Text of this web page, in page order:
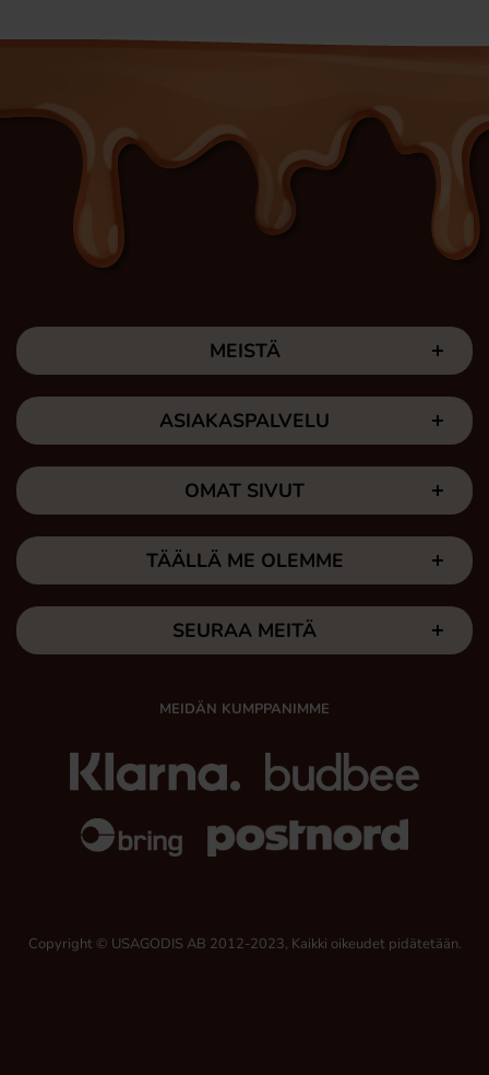
MEISTÄ
ASIAKASPALVELU
OMAT SIVUT
TÄÄLLÄ ME OLEMME
SEURAA MEITÄ
MEIDÄN KUMPPANIMME
Copyright © USAGODIS AB 2012-2023, Kaikki oikeudet pidätetään.